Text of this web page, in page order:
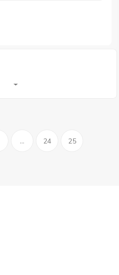
... 24 25